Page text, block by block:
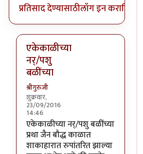
प्रतिसाद देण्यासाठीलॉग इन कराकिंवा
एकेकाळीच्या
नर्/पशु
बळींच्या
श्रीगुरुजी
शुक्रवार,
23/09/2016
14:46
In reply toसाहेब,byअप्पा जोगळेकर
एकेकाळीच्या नर्/पशु बळींच्या
प्रथा जैन बौद्ध काळात
शाकाहारात रुपांतरित झाल्या